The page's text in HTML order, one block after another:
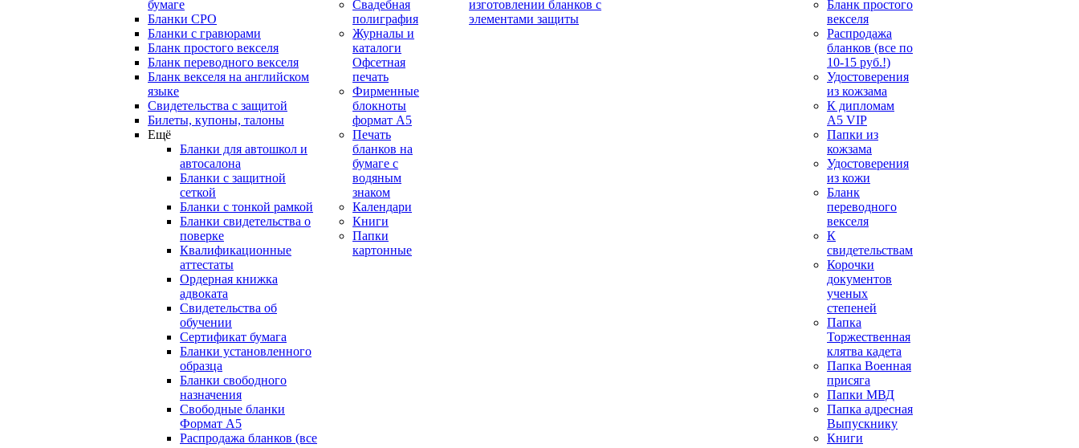
бумаге
Бланки СРО
Бланки с гравюрами
Бланк простого векселя
Бланк переводного векселя
Бланк векселя на английском
языке
Свидетельства с защитой
Билеты, купоны, талоны
Ещё
Бланки для автошкол и
автосалона
Бланки с защитной
сеткой
Бланки с тонкой рамкой
Бланки свидетельства о
поверке
Квалификационные
аттестаты
Ордерная книжка
адвоката
Свидетельства об
обучении
Сертификат бумага
Бланки установленного
образца
Бланки свободного
назначения
Свободные бланки
Формат А5
Распродажа бланков (все
Свадебная
полиграфия
Журналы и
каталоги
Офсетная
печать
Фирменные
блокноты
формат А5
Печать
бланков на
бумаге с
водяным
знаком
Календари
Книги
Папки
картонные
изготовлении бланков с
элементами защиты
Бланк простого
векселя
Распродажа
бланков (все по
10-15 руб.!)
Удостоверения
из кожзама
К дипломам
А5 VIP
Папки из
кожзама
Удостоверения
из кожи
Бланк
переводного
векселя
К
свидетельствам
Корочки
документов
ученых
степеней
Папка
Торжественная
клятва кадета
Папка Военная
присяга
Папки МВД
Папка адресная
Выпускнику
Книги